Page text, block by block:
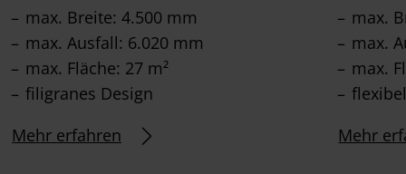
max. Breite: 4.500 mm
max. Ausfall: 6.020 mm
max. Fläche: 27 m²
filigranes Design
Mehr erfahren
max.
max.
max.
Mehr